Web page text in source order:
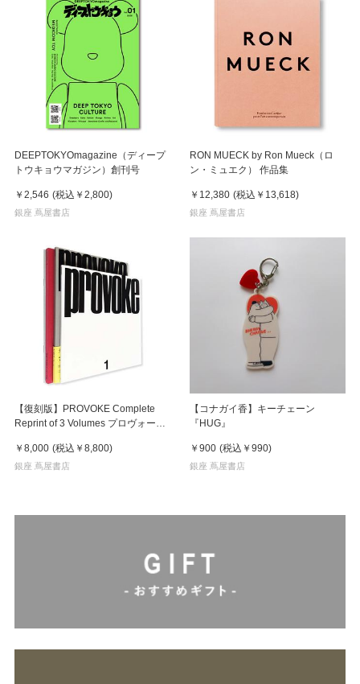
DEEPTOKYOmagazine（ディープ
トウキョウマガジン）創刊号
￥2,546 (税込 ￥2,800)
銀座 蔦屋書店
RON MUECK by Ron Mueck（ロ
ン・ミュエク） 作品集
￥12,380 (税込 ￥13,618)
銀座 蔦屋書店
【復刻版】PROVOKE Complete
Reprint of 3 Volumes プロヴォーク
￥8,000 (税込 ￥8,800)
銀座 蔦屋書店
【コナガイ香】キーチェーン
『HUG』
￥900 (税込 ￥990)
銀座 蔦屋書店